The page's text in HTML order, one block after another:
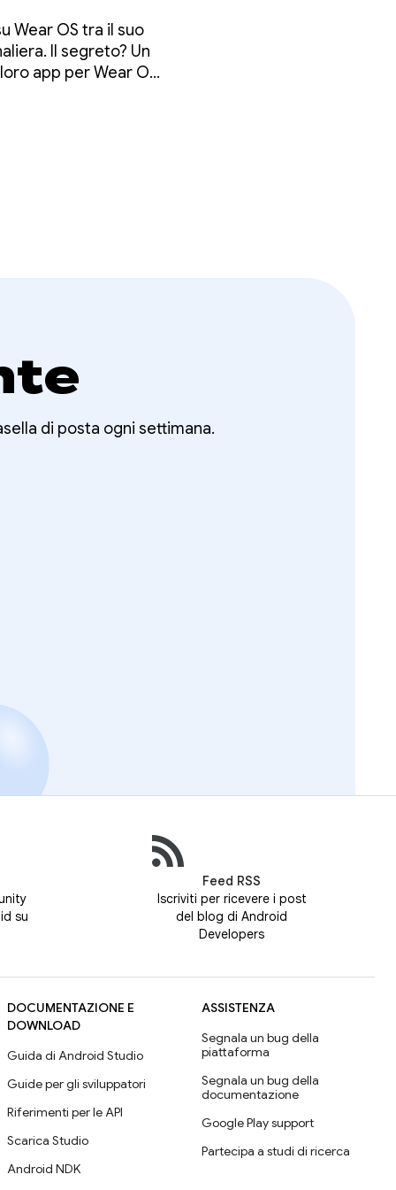
Wear OS tra il suo
Il segreto? Un
app per Wear OS
di posta ogni settimana.
su
Feed RSS
Iscriviti per ricevere i post
del blog di Android
Developers
DOCUMENTAZIONE E
DOWNLOAD
Guida di Android Studio
Guide per gli sviluppatori
Riferimenti per le API
Scarica Studio
Android NDK
ASSISTENZA
Segnala un bug della
piattaforma
Segnala un bug della
documentazione
Google Play support
Partecipa a studi di ricerca